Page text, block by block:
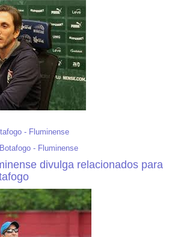
- Fluminense
Botafogo - Fluminense
divulga relacionados para